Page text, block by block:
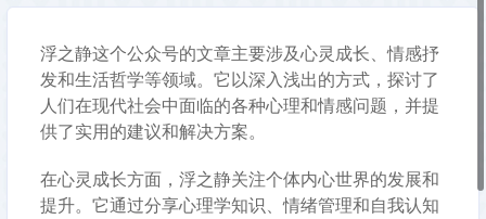
浮之静这个公众号的文章主要涉及心灵成长、情感抒
发和生活哲学等领域。它以深入浅出的方式，探讨了
人们在现代社会中面临的各种心理和情感问题，并提
供了实用的建议和解决方案。
在心灵成长方面，浮之静关注个体内心世界的发展和
提升。它通过分享心理学知识、情绪管理和自我认知